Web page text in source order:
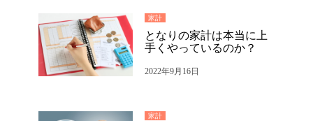
家計
となりの家計は本当に上
手くやっているのか？
2022年9月16日
家計